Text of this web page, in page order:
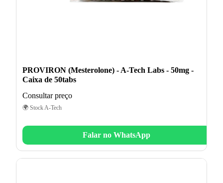
PROVIRON (Mesterolone) - A-Tech Labs - 50mg -
Caixa de 50tabs
Consultar preço
🌍 Stock A-Tech
Falar no WhatsApp